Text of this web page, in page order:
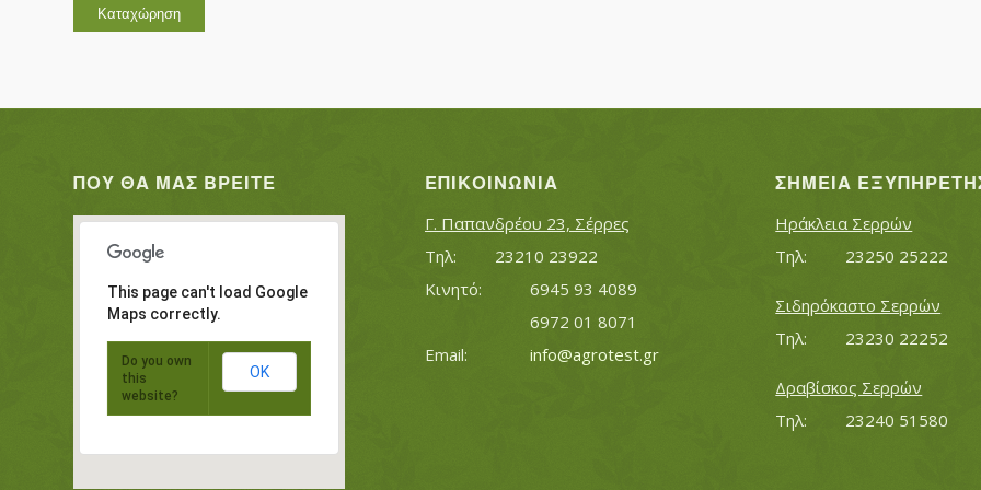
ΠΟΥ ΘΑ ΜΑΣ ΒΡΕΊΤΕ
This page can't load Google
Maps correctly.
Do you own
this
website?
OK
ΕΠΙΚΟΙΝΩΝΊΑ
Γ. Παπανδρέου 23, Σέρρες
Τηλ:		23210 23922
Κινητό:		6945 93 4089
			6972 01 8071
info@agrotest.gr
ΣΗΜΕΊΑ
Ηράκλεια Σερρών
Τηλ:		23250 25222
Σιδηρόκαστο Σερρών
Τηλ:		23230 22252
Δραβίσκος Σερρών
Τηλ:		23240 51580